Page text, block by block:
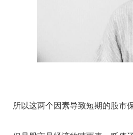
所以这两个因素导致短期的股市保